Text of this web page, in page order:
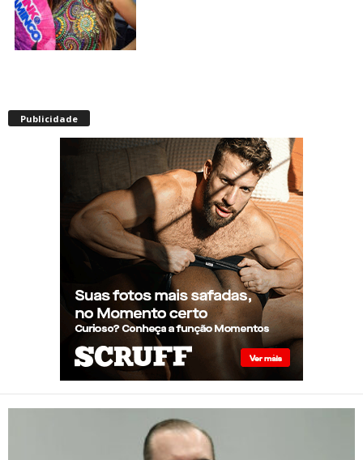
superior à real, aponta
relatório internacional
Gay de 62 anos relembra
quando, aos 15, foi garoto de
programa por quatro meses
sem saber: “Idiotice da minha
parte”
STF: Ministro Cristiano Zanin
vota para derrubar lei que
proíbe atletas transgênero
Publicidade